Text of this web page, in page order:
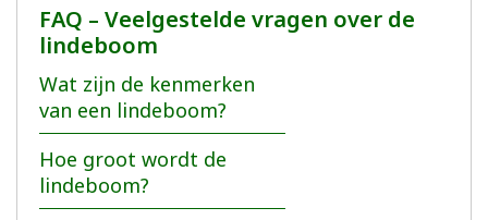
FAQ – Veelgestelde vragen over de
lindeboom
Wat zijn de kenmerken
van een lindeboom?
Hoe groot wordt de
lindeboom?